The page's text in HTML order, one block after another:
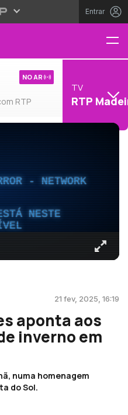
Entrar
RTP
NO AR
TV
RTP
- NETWORK
NESTE
21 fev, 2025, 16:19
aponta aos
inverno em
numa homenagem
do Sol.